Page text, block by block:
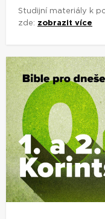
Studijní materiály k
zde: zobrazit více